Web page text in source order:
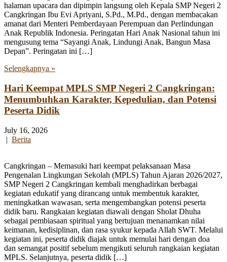
halaman upacara dan dipimpin langsung oleh Kepala SMP Negeri 2
Cangkringan Ibu Evi Apriyani, S.Pd., M.Pd., dengan membacakan
amanat dari Menteri Pemberdayaan Perempuan dan Perlindungan
Anak Republik Indonesia. Peringatan Hari Anak Nasional tahun ini
mengusung tema “Sayangi Anak, Lindungi Anak, Bangun Masa
Depan”. Peringatan ini […]
Selengkapnya »
Hari Keempat MPLS SMP Negeri 2 Cangkringan:
Menumbuhkan Karakter, Kepedulian, dan Potensi
Peserta Didik
July 16, 2026
| Berita
Cangkringan – Memasuki hari keempat pelaksanaan Masa
Pengenalan Lingkungan Sekolah (MPLS) Tahun Ajaran 2026/2027,
SMP Negeri 2 Cangkringan kembali menghadirkan berbagai
kegiatan edukatif yang dirancang untuk membentuk karakter,
meningkatkan wawasan, serta mengembangkan potensi peserta
didik baru. Rangkaian kegiatan diawali dengan Sholat Dhuha
sebagai pembiasaan spiritual yang bertujuan menanamkan nilai
keimanan, kedisiplinan, dan rasa syukur kepada Allah SWT. Melalui
kegiatan ini, peserta didik diajak untuk memulai hari dengan doa
dan semangat positif sebelum mengikuti seluruh rangkaian kegiatan
MPLS. Selanjutnya, peserta didik […]